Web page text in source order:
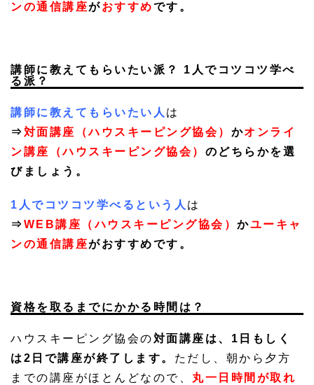
ンの通信講座がおすすめです。
講師に教えてもらいたい派？ 1人でコツコツ学べ
る派？
講師に教えてもらいたい人 は
⇒対面講座（ハウスキーピング協会） かオンライ
ン講座（ハウスキーピング協会） のどちらかを選
びましょう。
1人でコツコツ学べるという人 は
⇒WEB講座（ハウスキーピング協会） かユーキャ
ンの通信講座がおすすめです。
資格を取るまでにかかる時間は？
ハウスキーピング協会の対面講座は、1日もしく
は2日で講座が終了します。 ただし、朝から夕方
までの講座がほとんどなので、 丸一日時間が取れ